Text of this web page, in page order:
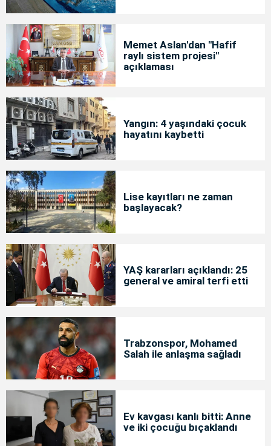
Memet Aslan'dan "Hafif
raylı sistem projesi"
açıklaması
Yangın: 4 yaşındaki çocuk
hayatını kaybetti
Lise kayıtları ne zaman
başlayacak?
YAŞ kararları açıklandı: 25
general ve amiral terfi etti
Trabzonspor, Mohamed
Salah ile anlaşma sağladı
Ev kavgası kanlı bitti: Anne
ve iki çocuğu bıçaklandı